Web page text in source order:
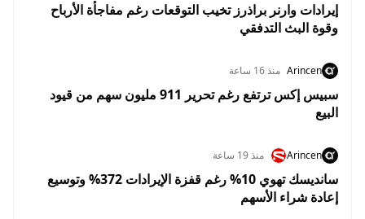
إيرادات وارنر براذرز تخيب التوقعات رغم مفاجأة الأرباح
وقوة البث التدفقي
Arincen منذ 16 ساعة
سبيس إكس ترتفع رغم تحرير 911 مليون سهم من قيود
البيع
Arincen منذ 19 ساعة
سانديسك تهوي 10% رغم قفزة الإيرادات 372% وتوسيع
إعادة شراء الأسهم